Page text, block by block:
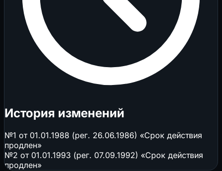
История изменений
№1 от 01.01.1988 (рег. 26.06.1986) «Срок действия
продлен»
№2 от 01.01.1993 (рег. 07.09.1992) «Срок действия
продлен»